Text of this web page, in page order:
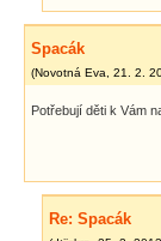
Spacák
(Novotná Eva 21. 2.
Potřebují děti k Vám
Re: Spacák